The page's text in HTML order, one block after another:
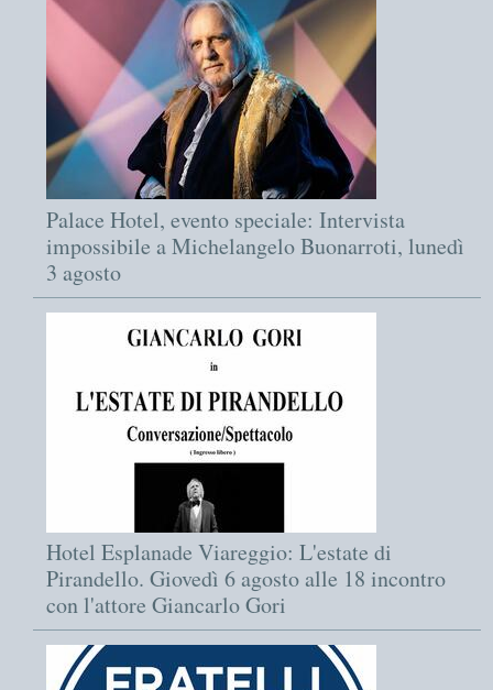
Palace Hotel, evento speciale: Intervista
impossibile a Michelangelo Buonarroti, lunedì
3 agosto
Hotel Esplanade Viareggio: L'estate di
Pirandello. Giovedì 6 agosto alle 18 incontro
con l'attore Giancarlo Gori